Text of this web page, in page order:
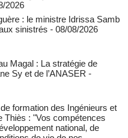
2026
: le ministre Idrissa Samb
sinistrés - 08/08/2026
Magal : La stratégie de
Sy et de l’ANASER -
formation des Ingénieurs et
Thiès : "Vos compétences
national, de